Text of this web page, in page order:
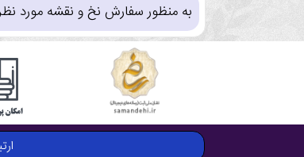
به منظور سفارش نخ و نقشه مورد